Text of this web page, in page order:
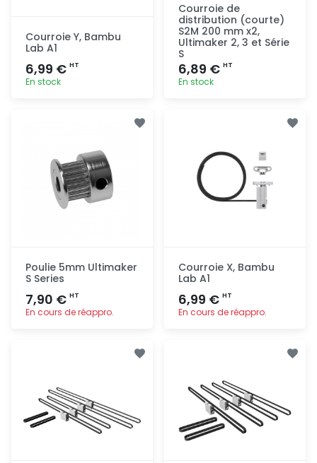
Courroie Y, Bambu
Lab A1
6,99 € HT
En stock
Courroie de
distribution (courte)
S2M 200 mm x2,
Ultimaker 2, 3 et Série
S
6,89 € HT
En stock
Poulie 5mm Ultimaker
S Series
7,90 € HT
En cours de réappro.
Courroie X, Bambu
Lab A1
6,99 € HT
En cours de réappro.